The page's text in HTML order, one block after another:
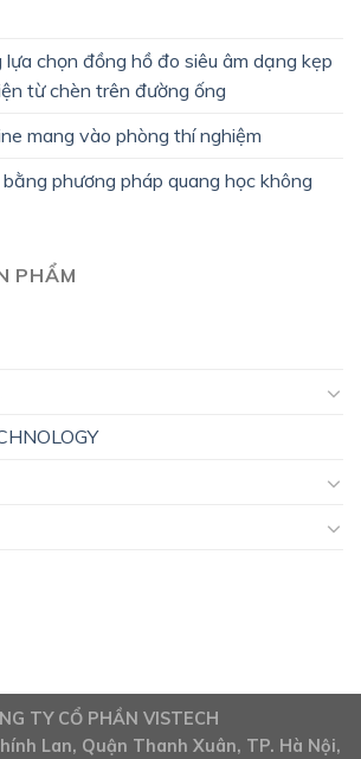
chọn đồng hồ đo siêu âm dạng kẹp
từ chèn trên đường ống
mang vào phòng thí nghiệm
phương pháp quang học không
PHẨM
TY CỔ PHẦN VISTECH
Lan, Quận Thanh Xuân, TP. Hà Nội,